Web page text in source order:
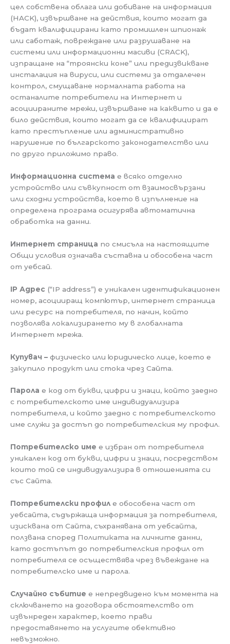
цел собствена облага или добиване на информация
(HACK), извършване на действия, които могат да
бъдат квалифицирани като промишлен шпионаж
или саботаж, повреждане или разрушаване на
системи или информационни масиви (CRACK),
изпращане на “троянски коне” или предизвикване
инсталация на вируси, или системи за отдалечен
контрол, смущаване нормалната работа на
останалите потребители на Интернет и
асоциираните мрежи, извършване на каквито и да е
било действия, които могат да се квалифицират
като престъпление или административно
нарушение по българското законодателство или
по друго приложимо право.
Информационна система е всяко отделно
устройство или съвкупност от взаимосвързани
или сходни устройства, което в изпълнение на
определена програма осигурява автоматична
обработка на данни.
Интернет страница по смисъла на настоящите
Общи условия означава съставна и обособена част
от уебсай.
IP Адрес (“IP address”) е уникален идентификационен
номер, асоцииращ компютър, интернет страница
или ресурс на потребителя, по начин, който
позволява локализирането му в глобалната
Интернет мрежа.
Купувач – физическо или юридическо лице, което е
закупило продукт или стока чрез Сайта.
Парола е код от букви, цифри и знаци, който заедно
с потребителското име индивидуализира
потребителя, и който заедно с потребителското
име служи за достъп до потребителския му профил.
Потребителско име е избран от потребителя
уникален код от букви, цифри и знаци, посредством
които той се индивидуализира в отношенията си
със Сайта.
Потребителски профил е обособена част от
уебсайта, съдържаща информация за потребителя,
изисквана от Сайта, съхранявана от уебсайта,
ползвана според Политиката на личните данни,
като достъпът до потребителския профил от
потребителя се осъществява чрез въвеждане на
потребителско име и парола.
Случайно събитие е непредвидено към момента на
сключването на договора обстоятелство от
извънреден характер, което прави
предоставянето на услугите обективно
невъзможно.